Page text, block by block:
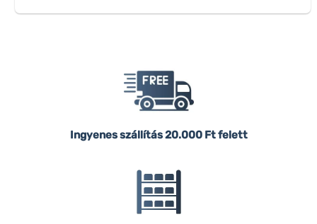
Ingyenes szállítás20.000 Ft felett